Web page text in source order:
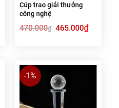
Cúp trao giải thưởng
công nghệ
470.000₫
Giá
gốc
465.000₫Giá
hiện
-1%